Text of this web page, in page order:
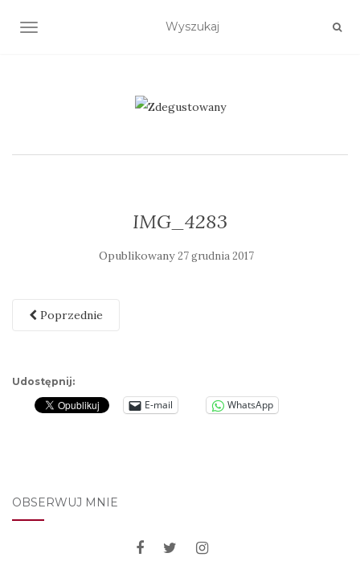
TOGGLE NAVIGATION
IMG_4283
Opublikowany27 grudnia 2017
Poprzednie
Udostępnij:
E-mail WhatsApp
OBSERWUJ MNIE